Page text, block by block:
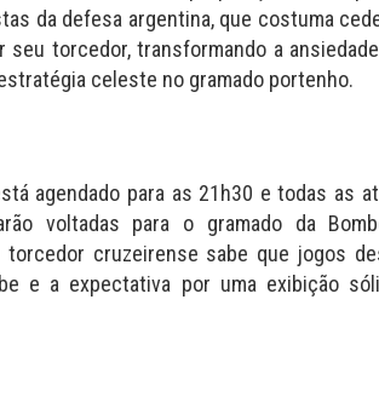
da defesa argentina, que costuma
seu torcedor, transformando a
celeste no gramado portenho.
agendado para as 21h30 e todas as
voltadas para o gramado da
torcedor cruzeirense sabe que jogos
e a expectativa por uma exibição